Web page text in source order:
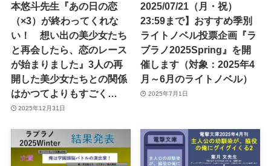
本悠斗先生『あの日の恋
（×3）が終わってくれな
い！ 想い出の美少女たち
と再会したら、恋のレース
が始まりました』3人の再
開した美少女たちとの関係
はかつてよりもすごく…
2025年12月31日
2025/07/21（月・祝）
23:59まで】おすすめ季別
ライトノベル投票企画『ラ
ブラノ2025Spring』を開
催します（対象：2025年4
月～6月のライトノベル）
2025年7月1日